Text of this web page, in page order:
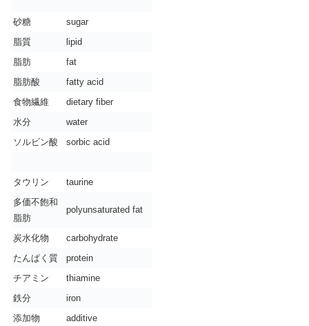
砂糖
sugar
脂質
lipid
脂肪
fat
脂肪酸
fatty acid
食物繊維
dietary fiber
水分
water
ソルビン酸
sorbic acid
タウリン
taurine
多価不飽和
脂肪
polyunsaturated fat
炭水化物
carbohydrate
たんぱく質
protein
チアミン
thiamine
鉄分
iron
添加物
additive